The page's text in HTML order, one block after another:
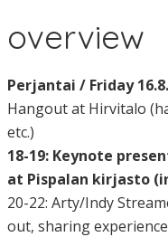
overview
Perjantai / Friday 16.8.
Hangout at Hirvitalo
etc.)
18-19: Keynote
at Pispalan kirjasto
20-22: Arty/Indy
out, sharing